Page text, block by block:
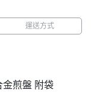
運送方式
金煎盤 附袋